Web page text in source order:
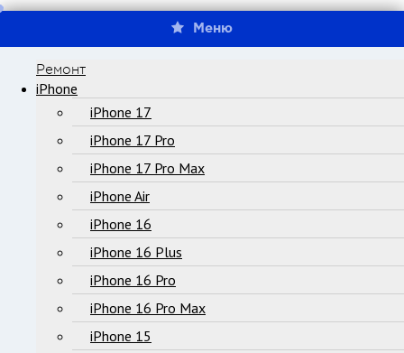
Меню
Ремонт
iPhone
iPhone 17
iPhone 17 Pro
iPhone 17 Pro Max
iPhone Air
iPhone 16
iPhone 16 Plus
iPhone 16 Pro
iPhone 16 Pro Max
iPhone 15